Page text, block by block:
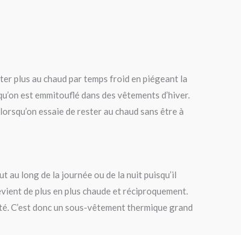
plus au chaud par temps froid en piégeant la
est emmitouflé dans des vêtements d’hiver.
essaie de rester au chaud sans être à
au long de la journée ou de la nuit puisqu’il
de plus en plus chaude et réciproquement.
C’est donc un sous-vêtement thermique grand